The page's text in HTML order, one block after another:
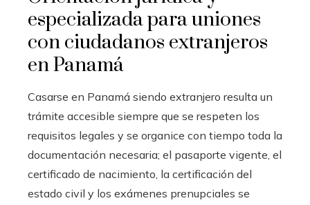
especializada para uniones
con ciudadanos extranjeros
en Panamá
Casarse en Panamá siendo extranjero resulta un
trámite accesible siempre que se respeten los
requisitos legales y se organice con tiempo toda la
documentación necesaria; el pasaporte vigente, el
certificado de nacimiento, la certificación del
estado civil y los exámenes prenupciales se